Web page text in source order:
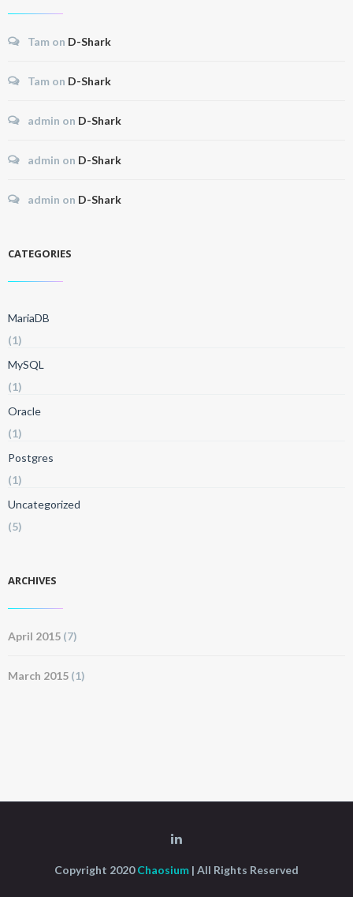
Tam on D-Shark
Tam on D-Shark
admin on D-Shark
admin on D-Shark
admin on D-Shark
CATEGORIES
MariaDB
(1)
MySQL
(1)
Oracle
(1)
Postgres
(1)
Uncategorized
(5)
ARCHIVES
April 2015 (7)
March 2015 (1)
Copyright 2020Chaosium | All Rights Reserved